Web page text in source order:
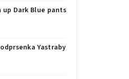
up Dark Blue pants
Yastraby